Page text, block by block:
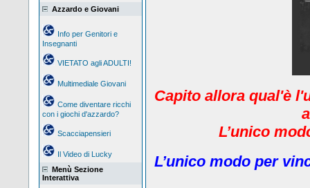
Azzardo e Giovani
Info per Genitori e
Insegnanti
VIETATO agli ADULTI!
Multimediale Giovani
Come diventare ricchi
con i giochi d'azzardo?
Scacciapensieri
Il Video di Lucky
Menù Sezione
Interattiva
Capito allora qual'è
L’unico
L’unico modo per